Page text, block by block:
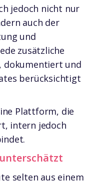
jedoch nicht nur
auch der
und
zusätzliche
dokumentiert und
berücksichtigt
Plattform, die
intern jedoch
selten aus einem